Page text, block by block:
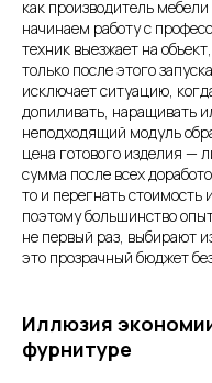
как производитель
начинаем работу с
техник выезжает на
только после этого
исключает ситуацию,
допиливать, наращивать
неподходящий модуль
цена готового изделия —
сумма после всех
то и перегнать
поэтому большинство
не первый раз, выбирают
это прозрачный бюджет
Иллюзия
фурнитуре